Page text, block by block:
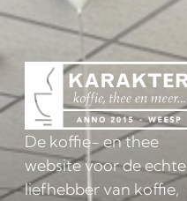
De koffie- en thee
website voor de echte
liefhebber van koffie,